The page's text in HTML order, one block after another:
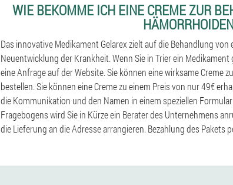
WIE BEKOMME ICH EINE CREME ZUR
Das innovative Medikament Gelarex zielt auf die Behandlung
Neuentwicklung der Krankheit. Wenn Sie in Trier ein
eine Anfrage auf der Website. Sie können eine wirksame Creme
bestellen. Sie können eine Creme zu einem Preis von nur 49€
die Kommunikation und den Namen in einem speziellen
Fragebogens wird Sie in Kürze ein Berater des Unternehmens
die Lieferung an die Adresse arrangieren. Bezahlung des Pakets